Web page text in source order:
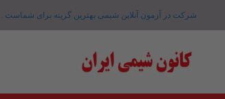
شرکت در آزمون آنلاین شیمی بهترین گزینه برای شماست .